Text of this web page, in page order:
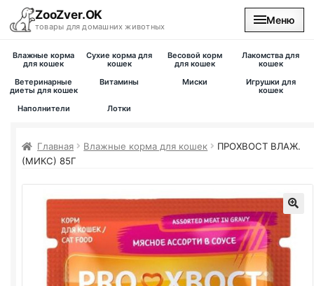
ZooZver.OK
товары для домашних животных
Меню
На главную
Влажные корма
для кошек
Сухие корма для
кошек
Весовой корм
для кошек
Лакомства для
кошек
Ветеринарные
диеты для кошек
Витамины Миски
Игрушки для
кошек
Наполнители
Лотки
Главная Влажные корма для кошек
ПРОХВОСТ ВЛАЖ.
(МИКС) 85Г